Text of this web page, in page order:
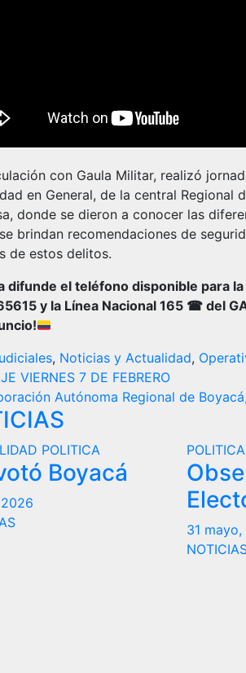
con Gaula Militar, realizó
en General, de la central Regional
donde se dieron a conocer las
brindan recomendaciones de
de estos delitos.
difunde el teléfono disponible para
y la Línea Nacional 165 ☎ del
, Noticias y Actualidad,
VIERNES 7 DE FEBRERO
Autónoma Regional de
POLITICA
Boyacá
POLITICA
31